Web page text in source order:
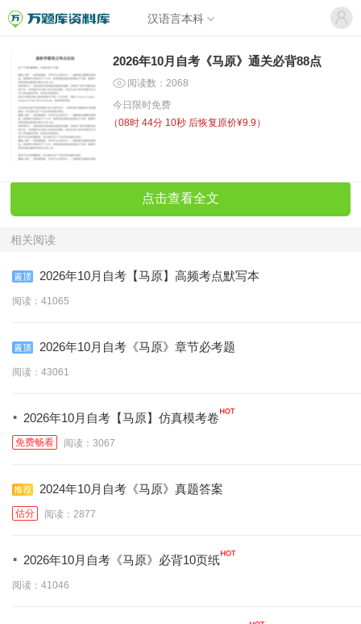
汉语言本科
2026年10月自考《马原》通关必背88点
阅读数：2068
今日限时免费
（08时 44分 10秒 后恢复原价¥9.9）
点击查看全文
相关阅读
2026年10月自考【马原】高频考点默写本
阅读：41065
2026年10月自考《马原》章节必考题
阅读：43061
· 2026年10月自考【马原】仿真模考卷
免费畅看 阅读：3067
2024年10月自考《马原》真题答案
估分 阅读：2877
· 2026年10月自考《马原》必背10页纸
阅读：41046